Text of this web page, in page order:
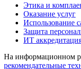
Этика и
Оказание услуг
Использование
Защита
ИТ
На информационном
рекомендательные